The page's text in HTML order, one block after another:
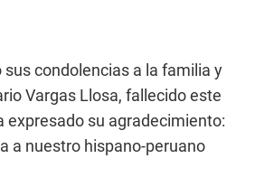
condolencias a la familia y
Vargas Llosa, fallecido este
expresado su agradecimiento:
a nuestro hispano-peruano